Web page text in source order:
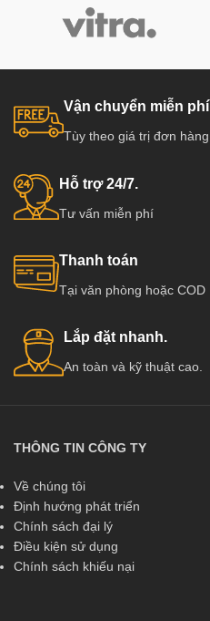
Vận chuyển miễn phí
Tùy theo giá trị đơn hàng
Hỗ trợ 24/7.
Tư vấn miễn phí
Thanh toán
Tại văn phòng hoặc COD
Lắp đặt nhanh.
An toàn và kỹ thuật cao.
THÔNG TIN CÔNG TY
Về chúng tôi
Định hướng phát triển
Chính sách đại lý
Điều kiện sử dụng
Chính sách khiếu nại